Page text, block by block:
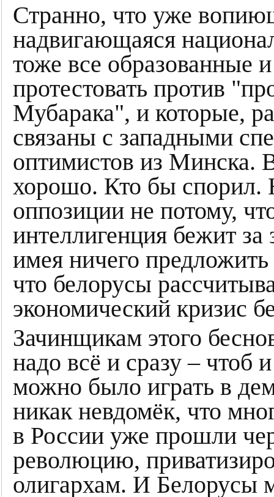
Странно, что уже
надвигающаяся
тоже все
протестовать против
Мубарака", и которые,
связаны с западными
оптимистов из Минска.
хорошо. Кто бы спорил.
оппозиции не потому,
интеллигенция бежит
имея ничего
что белорусы
экономический кризис
Зачинщикам этого
надо всё и сразу – чтоб
можно было играть в
никак невдомёк, что
в России уже прошли
революцию,
олигархам. И Белорусы